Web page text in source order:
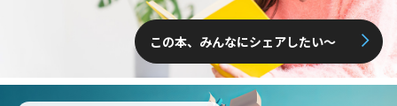
この本、みんなにシェアしたい〜